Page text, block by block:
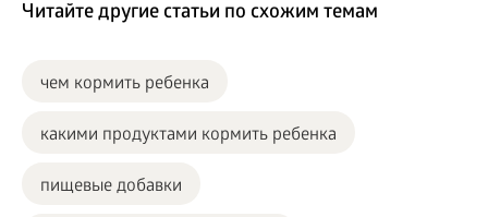
Читайте другие статьи по схожим темам
чем кормить ребенка
какими продуктами кормить ребенка
пищевые добавки